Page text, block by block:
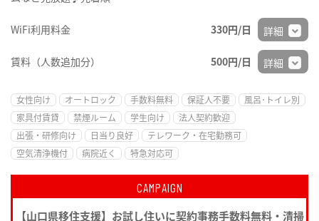
WiFi利用料金 330円/日 詳細
賃料（人数追加分） 500円/日 詳細
女性向け オートロック 手数料無料 保証人不要
風呂･トイレ別
家具付賃貸
禁煙ルーム 学生向け
法人契約歓迎
出張・研修向け
日当り良好
テレワーク・在宅勤務可
空気清浄機付
病院近く 特急対応可
CAMPAIGN
【山口県移住支援】お試し住いに契約事務手数料無料・清掃